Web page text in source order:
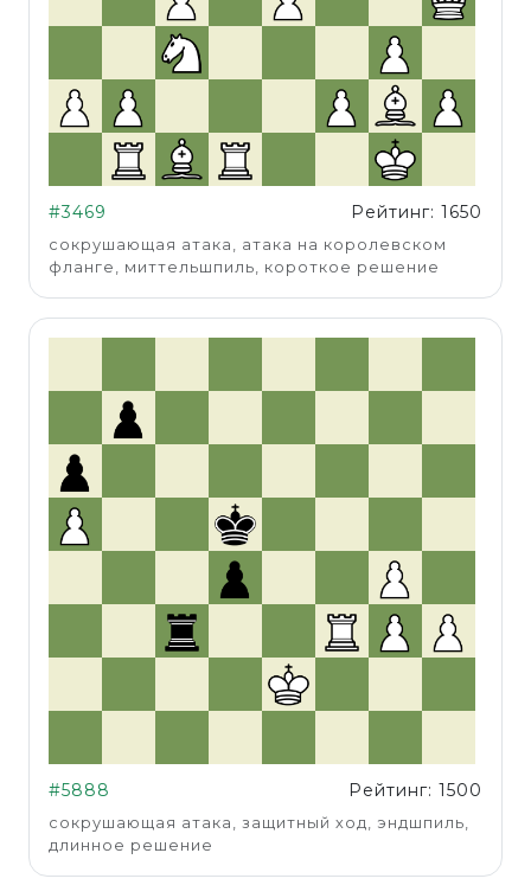
#3469 Рейтинг: 1650
сокрушающая атака, атака на королевском
фланге, миттельшпиль, короткое решение
#5888 Рейтинг: 1500
сокрушающая атака, защитный ход, эндшпиль,
длинное решение